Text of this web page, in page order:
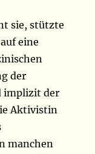
sie, stützte
eine
der
implizit der
Aktivistin
manchen